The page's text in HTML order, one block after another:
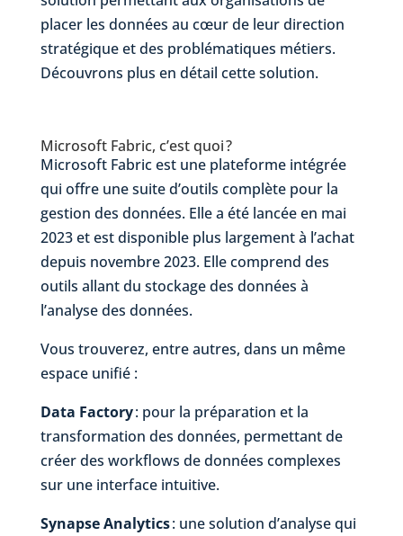
placer les données au cœur de leur direction
stratégique et des problématiques métiers.
Découvrons plus en détail cette solution.
Microsoft Fabric, c’est quoi ?
Microsoft Fabric est une plateforme intégrée
qui offre une suite d’outils complète pour la
gestion des données. Elle a été lancée en mai
2023 et est disponible plus largement à l’achat
depuis novembre 2023. Elle comprend des
outils allant du stockage des données à
l’analyse des données.
Vous trouverez, entre autres, dans un même
espace unifié :
Data Factory: pour la préparation et la
transformation des données, permettant de
créer des workflows de données complexes
sur une interface intuitive.
Synapse Analytics: une solution d’analyse qui